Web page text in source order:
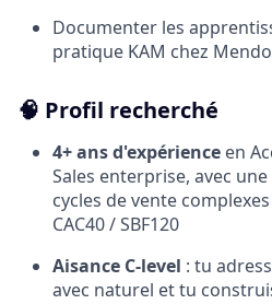
Documenter les
pratique KAM chez Mendo
🧠 Profil recherché
4+ ans d'expérience en
Sales enterprise, avec
cycles de vente
CAC40 / SBF120
Aisance C-level : tu
avec naturel et tu